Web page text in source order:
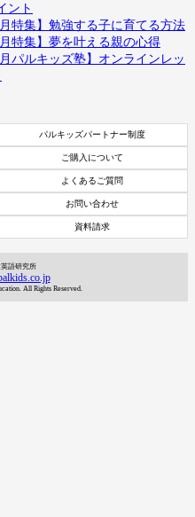
ント
特集】勉強する子に育てる方法
特集】夢を叶える親の心得
パルキッズ塾】オンラインレッ
パルキッズパートナー制度
ご購入について
よくあるご質問
お問い合わせ
資料請求
語研究所
All Rights Reserved.